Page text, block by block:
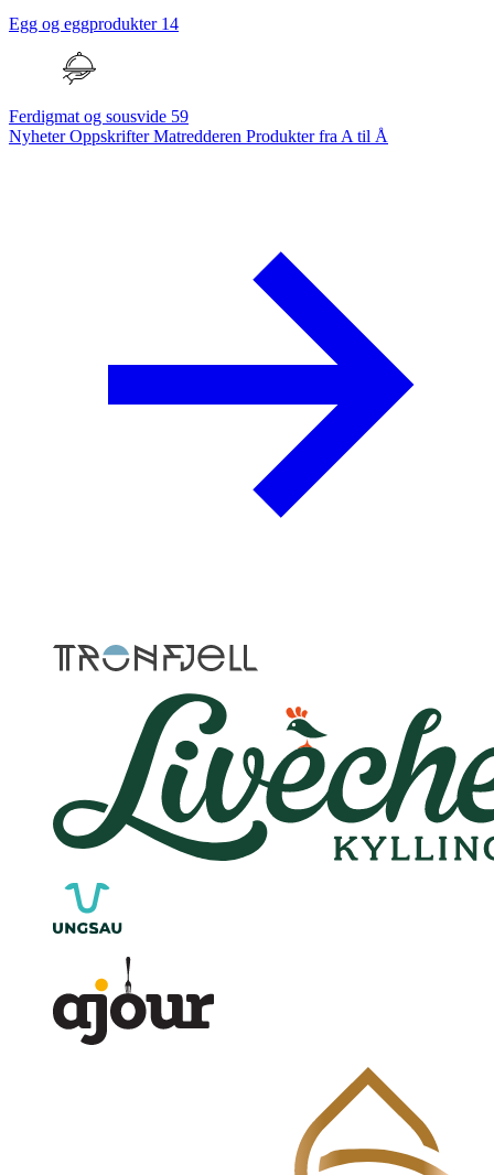
Egg og eggprodukter 14
Ferdigmat og sousvide 59
NyheterOppskrifterMatredderen Produkter fra A til Å